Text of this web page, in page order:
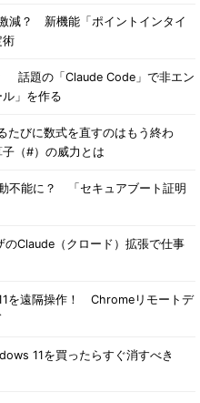
減？ 新機能「ポイントインタイ
術
話題の「Claude Code」で非エン
」を作る
たびに数式を直すのはもう終わ
（#）の威力とは
不能に？ 「セキュアブート証明
のClaude（クロード）拡張で仕事
を遠隔操作！ Chromeリモートデ
11を買ったらすぐ消すべき